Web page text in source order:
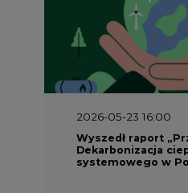
2026-05-23 16:00
Wyszedł raport
Dekarbonizacja
systemowego w